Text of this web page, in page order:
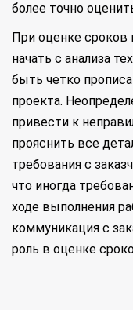
более точно
При оценке сроков
начать с анализа
быть четко
проекта.
привести к
прояснить все
требования с
что иногда
ходе выполнения
коммуникация с
роль в оценке